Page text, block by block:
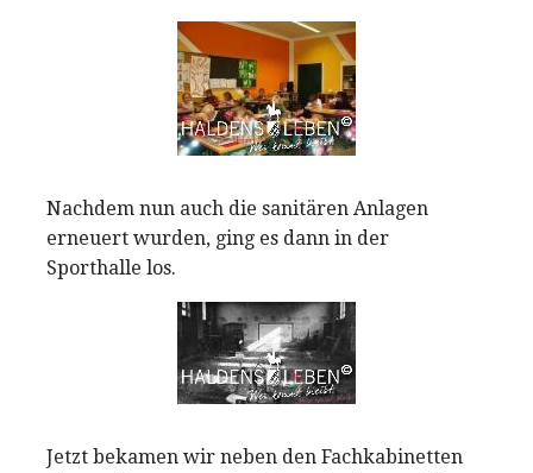
Nachdem nun auch die sanitären Anlagen
erneuert wurden, ging es dann in der
Sporthalle los.
Jetzt bekamen wir neben den Fachkabinetten